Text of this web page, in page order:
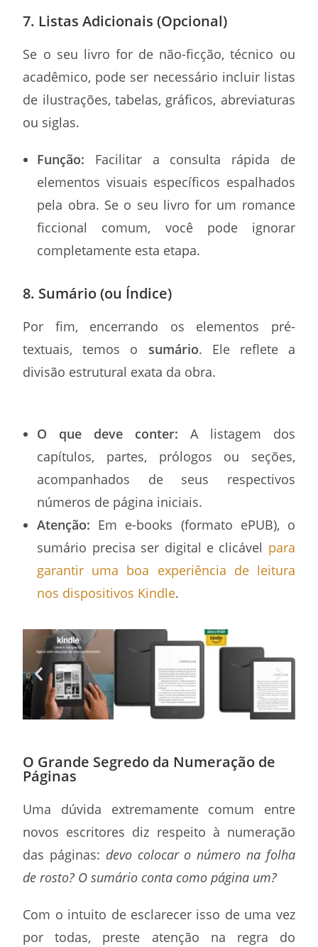
7. Listas Adicionais (Opcional)
Se o seu livro for de não-ficção, técnico ou
acadêmico, pode ser necessário incluir listas
de ilustrações, tabelas, gráficos, abreviaturas
ou siglas.
Função: Facilitar a consulta rápida de
elementos visuais específicos espalhados
pela obra. Se o seu livro for um romance
ficcional comum, você pode ignorar
completamente esta etapa.
8. Sumário (ou Índice)
Por fim, encerrando os elementos pré-
textuais, temos o sumário. Ele reflete a
divisão estrutural exata da obra.
O que deve conter: A listagem dos
capítulos, partes, prólogos ou seções,
acompanhados de seus respectivos
números de página iniciais.
Atenção: Em e-books (formato ePUB), o
sumário precisa ser digital e clicável para
garantir uma boa experiência de leitura
nos dispositivos Kindle.
O Grande Segredo da Numeração de
Páginas
Uma dúvida extremamente comum entre
novos escritores diz respeito à numeração
das páginas: devo colocar o número na folha
de rosto? O sumário conta como página um?
Com o intuito de esclarecer isso de uma vez
por todas, preste atenção na regra do